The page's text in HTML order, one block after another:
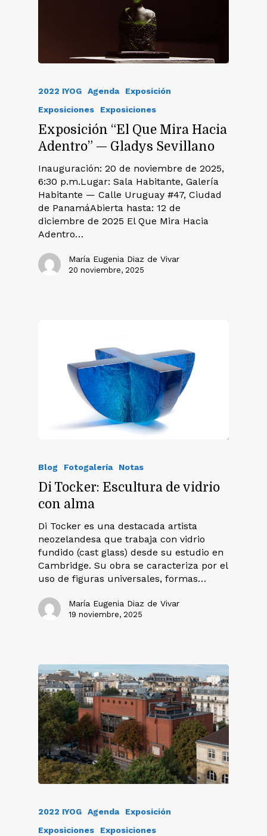
2022 IYOG Agenda
Exposición
Exposiciones
Exposiciones
Exposición “El Que Mira Hacia
Adentro” — Gladys Sevillano
Inauguración: 20 de noviembre de 2025,
6:30 p.m.Lugar: Sala Habitante, Galería
Habitante — Calle Uruguay #47, Ciudad
de PanamáAbierta hasta: 12 de
diciembre de 2025 El Que Mira Hacia
Adentro…
María Eugenia Diaz de Vivar
20 noviembre, 2025
Blog Fotogalería Notas
Di Tocker: Escultura de vidrio
con alma
Di Tocker es una destacada artista
neozelandesa que trabaja con vidrio
fundido (cast glass) desde su estudio en
Cambridge. Su obra se caracteriza por el
uso de figuras universales, formas…
María Eugenia Diaz de Vivar
19 noviembre, 2025
2022 IYOG Agenda
Exposición
Exposiciones
Exposiciones